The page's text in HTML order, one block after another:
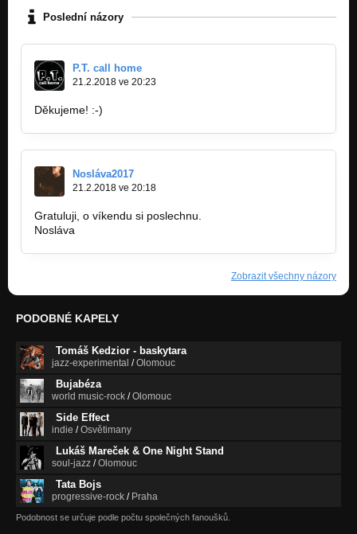
Poslední názory
P.T. call home
21.2.2018 ve 20:23
Děkujeme! :-)
Nosláva2017
21.2.2018 ve 20:18
Gratuluji, o víkendu si poslechnu.
Nosláva
Zobrazit všechny názory
PODOBNÉ KAPELY
Tomáš Kedzior - baskytara
jazz-experimental /Olomouc
Bujabéza
world music-rock /Olomouc
Side Effect
indie /Osvětimany
Lukáš Mareček & One Night Stand
soul-jazz /Olomouc
Tata Bojs
progressive-rock / Praha
Podobnost se určuje podle počtu společných fanoušků.